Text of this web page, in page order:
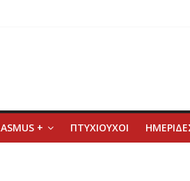
+ ΠΤΥΧΙΟΥΧΟΙ